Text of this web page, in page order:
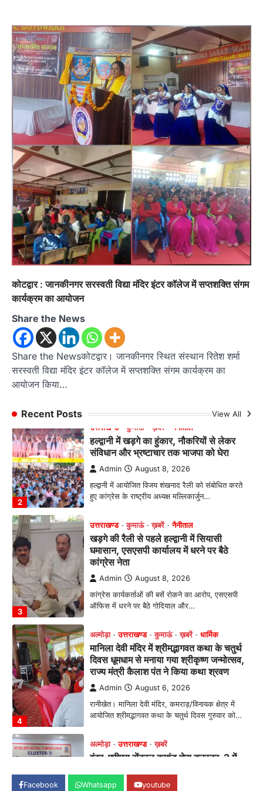
कोटद्वार : जानकीनगर सरस्वती विद्या मंदिर इंटर कॉलेज में सप्तशक्ति संगम
कार्यक्रम का आयोजन
Share the News
Share the Newsकोटद्वार। जानकीनगर स्थित संस्थान रितेश शर्मा
सरस्वती विद्या मंदिर इंटर कॉलेज में सप्तशक्ति संगम कार्यक्रम का
आयोजन किया…
Recent Posts View All
3
कांग्रेस नेता
Admin August 8, 2026
कांग्रेस कार्यकर्ताओं की बसें रोकने का आरोप, एसएसपी
ऑफिस में धरने पर बैठे गोदियाल और…
4
अल्मोड़ा उत्तराखण्ड कुमाऊं ख़बरें धार्मिक
मानिला देवी मंदिर में श्रीमद्भागवत कथा के चतुर्थ
दिवस धूमधाम से मनाया गया श्रीकृष्ण जन्मोत्सव,
राज्य मंत्री कैलाश पंत ने किया कथा श्रवण
Admin August 6, 2026
रानीखेत। मानिला देवी मंदिर, कमराड़/विनायक क्षेत्र में
आयोजित श्रीमद्भागवत कथा के चतुर्थ दिवस गुरुवार को…
1
अल्मोड़ा उत्तराखण्ड ख़बरें
इंटर-एपीएस सेंट्रल कमांड चेस क्लस्टर-2 में
याग्यिका कुंद्रा ने लहराया परचम, अंडर-14 वर्ग
में हासिल किया प्रथम स्थान
Admin August 8, 2026
रानीखेत। आर्मी पब्लिक स्कूल रानीखेत की प्रतिभाशाली
छात्रा याग्यिका कुंद्रा ने अपनी शानदार शतरंज प्रतिभा…
हल्द्वानी में खड़गे का हुंकार, नौकरियों से लेकर
संविधान और भ्रष्टाचार तक भाजपा को घेरा
Admin August 8, 2026
हल्द्वानी में आयोजित विजय शंखनाद रैली को संबोधित करते
3
उत्तराखण्ड कुमाऊं ख़बरें नैनीताल
खड़गे की रैली से पहले हल्द्वानी में सियासी
घमासान, एसएसपी कार्यालय में धरने पर बैठे
कांग्रेस नेता
Admin August 8, 2026
कांग्रेस कार्यकर्ताओं की बसें रोकने का आरोप, एसएसपी
ऑफिस में धरने पर बैठे गोदियाल और…
4
अल्मोड़ा उत्तराखण्ड कुमाऊं ख़बरें
मानिला देवी मंदिर में श्रीमद्भागवत कथा के चतुर्थ
दिवस धूमधाम से मनाया गया श्रीकृष्ण जन्मोत्सव,
राज्य मंत्री कैलाश पंत ने किया कथा श्रवण
Admin August 6, 2026
रानीखेत। मानिला देवी मंदिर, कमराड़/विनायक क्षेत्र में
आयोजित श्रीमद्भागवत कथा के चतुर्थ दिवस गुरुवार को…
1
अल्मोड़ा उत्तराखण्ड ख़बरें
इंटर-एपीएस सेंट्रल कमांड चेस क्लस्टर-2 में
याग्यिका कुंद्रा ने लहराया परचम, अंडर-14 वर्ग
में हासिल किया प्रथम स्थान
Admin August 8, 2026
रानीखेत। आर्मी पब्लिक स्कूल रानीखेत की प्रतिभाशाली
छात्रा याग्यिका कुंद्रा ने अपनी शानदार शतरंज प्रतिभा…
उत्तराखण्ड कुमाऊं ख़बरें
हल्द्वानी में खड़गे का हुंकार, नौकरियों से लेकर
Admin August 8, 2026
Facebook Whatsapp youtube